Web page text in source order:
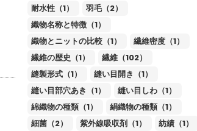
耐水性（1）
羽毛（2）
織物名称と特徴（1）
織物とニットの比較（1）
繊維密度（1）
繊維の歴史（1）
繊維（102）
縫製形式（1）
縫い目開き（1）
縫い目部穴あき（1）
縫い目しわ（1）
綿織物の種類（1）
絹織物の種類（1）
細菌（2）
紫外線吸収剤（1）
紡績（1）